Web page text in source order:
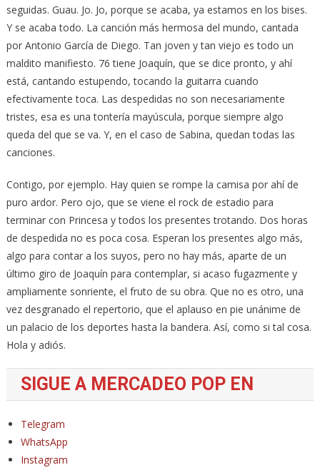
seguidas. Guau. Jo. Jo, porque se acaba, ya estamos en los bises.
Y se acaba todo. La canción más hermosa del mundo, cantada
por Antonio García de Diego. Tan joven y tan viejo es todo un
maldito manifiesto. 76 tiene Joaquín, que se dice pronto, y ahí
está, cantando estupendo, tocando la guitarra cuando
efectivamente toca. Las despedidas no son necesariamente
tristes, esa es una tontería mayúscula, porque siempre algo
queda del que se va. Y, en el caso de Sabina, quedan todas las
canciones.
Contigo, por ejemplo. Hay quien se rompe la camisa por ahí de
puro ardor. Pero ojo, que se viene el rock de estadio para
terminar con Princesa y todos los presentes trotando. Dos horas
de despedida no es poca cosa. Esperan los presentes algo más,
algo para contar a los suyos, pero no hay más, aparte de un
último giro de Joaquín para contemplar, si acaso fugazmente y
ampliamente sonriente, el fruto de su obra. Que no es otro, una
vez desgranado el repertorio, que el aplauso en pie unánime de
un palacio de los deportes hasta la bandera. Así, como si tal cosa.
Hola y adiós.
SIGUE A MERCADEO POP EN
Telegram
WhatsApp
Instagram